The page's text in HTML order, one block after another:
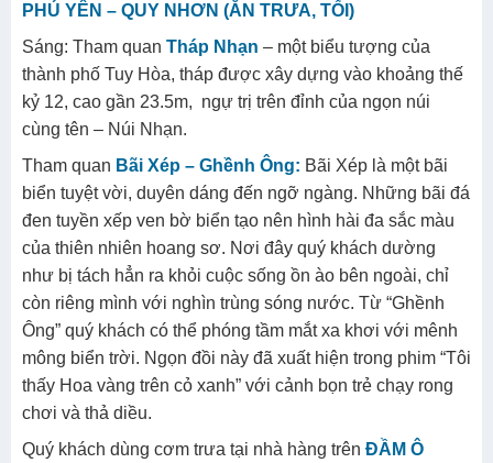
PHÚ YÊN – QUY NHƠN (ĂN TRƯA, TỐI)
Sáng: Tham quan Tháp Nhạn – một biểu tượng của
thành phố Tuy Hòa, tháp được xây dựng vào khoảng thế
kỷ 12, cao gần 23.5m, ngự trị trên đỉnh của ngọn núi
cùng tên – Núi Nhạn.
Tham quan Bãi Xép – Ghềnh Ông: Bãi Xép là một bãi
biển tuyệt vời, duyên dáng đến ngỡ ngàng. Những bãi đá
đen tuyền xếp ven bờ biển tạo nên hình hài đa sắc màu
của thiên nhiên hoang sơ. Nơi đây quý khách dường
như bị tách hẳn ra khỏi cuộc sống ồn ào bên ngoài, chỉ
còn riêng mình với nghìn trùng sóng nước. Từ “Ghềnh
Ông” quý khách có thể phóng tầm mắt xa khơi với mênh
mông biển trời. Ngọn đồi này đã xuất hiện trong phim “Tôi
thấy Hoa vàng trên cỏ xanh” với cảnh bọn trẻ chạy rong
chơi và thả diều.
Quý khách dùng cơm trưa tại nhà hàng trên ĐẦM Ô